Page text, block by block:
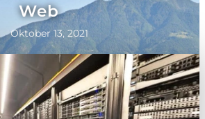
Web
Oktober 13, 2021